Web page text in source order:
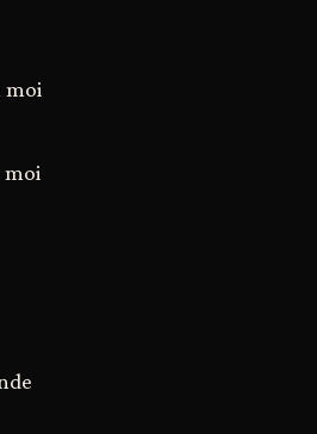
moi
moi